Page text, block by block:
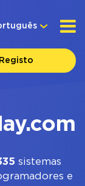
Registo
sistemas
e